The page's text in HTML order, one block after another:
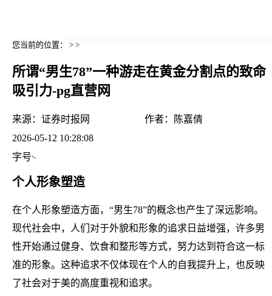
您当前的位置： > >
所谓“男生78”一种游走在黄金分割点的致命
吸引力-pg直营网
来源： 证券时报网 作者：
陈嘉倩
2026-05-12 10:28:08
字号
个人形象塑造
在个人形象塑造方面，“男生78”的概念也产生了深远影响。
现代社会中，人们对于外貌和形象的追求日益增强，许多男
性开始通过健身、饮食和整形等方式，努力达到符合这一标
准的形象。这种追求不仅体现在个人的自我提升上，也反映
了社会对于美的高度重视和追求。